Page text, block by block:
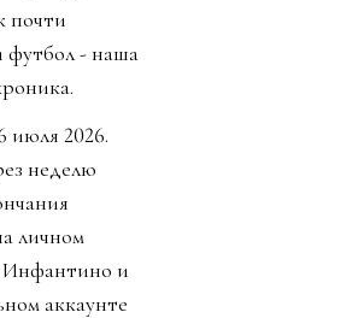
почти
футбол - наша
июля 2026.
неделю
личном
Инфантино и
аккаунте